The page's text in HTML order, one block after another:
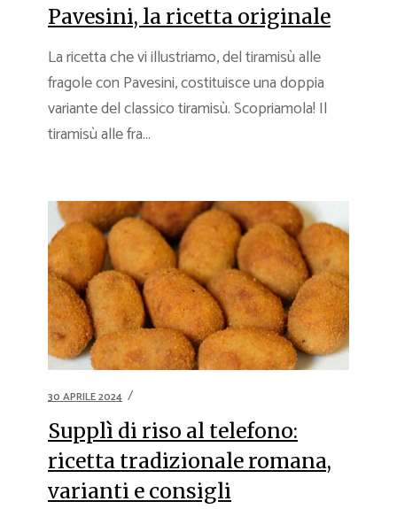
Pavesini, la ricetta originale
La ricetta che vi illustriamo, del tiramisù alle
fragole con Pavesini, costituisce una doppia
variante del classico tiramisù. Scopriamola! Il
tiramisù alle fra...
30 APRILE 2024
Supplì di riso al telefono:
ricetta tradizionale romana,
varianti e consigli